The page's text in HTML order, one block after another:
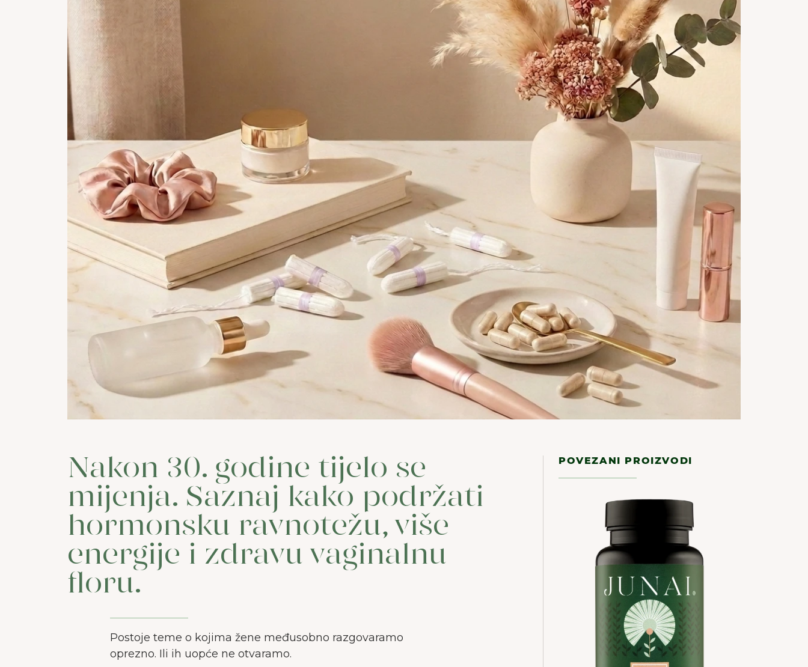
Nakon 30. godine tijelo se
mijenja. Saznaj kako podržati
hormonsku ravnotežu, više
energije i zdravu vaginalnu
floru.
Postoje teme o kojima žene međusobno razgovaramo
oprezno. Ili ih uopće ne otvaramo.
POVEZANI PROIZVODI